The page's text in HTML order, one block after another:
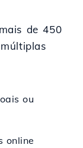
de 450
ou
online